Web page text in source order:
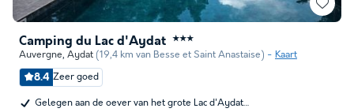
Camping du Lac d'Aydat ★★★
Auvergne, Aydat (19,4 km van Besse et Saint Anastaise) Kaart
8.4 Zeer goed
Gelegen aan de oever van het grote Lac d'Aydat…